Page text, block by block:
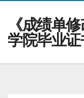
《成绩单修
学院毕业